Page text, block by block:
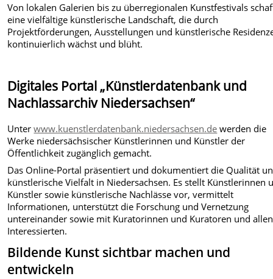
Von lokalen Galerien bis zu überregionalen Kunstfestivals
eine vielfältige künstlerische Landschaft, die durch
Projektförderungen, Ausstellungen und künstlerische
kontinuierlich wächst und blüht.
Digitales Portal „Künstlerdatenbank und
Nachlassarchiv Niedersachsen“
Unterwww.kuenstlerdatenbank.niedersachsen.de werden die
Werke niedersächsischer Künstlerinnen und Künstler der
Öffentlichkeit zugänglich gemacht.
Das Online-Portal präsentiert und dokumentiert die Qualität
künstlerische Vielfalt in Niedersachsen. Es stellt Künstlerinnen
Künstler sowie künstlerische Nachlässe vor, vermittelt
Informationen, unterstützt die Forschung und Vernetzung
untereinander sowie mit Kuratorinnen und Kuratoren und allen
Interessierten.
Bildende Kunst sichtbar machen und
entwickeln